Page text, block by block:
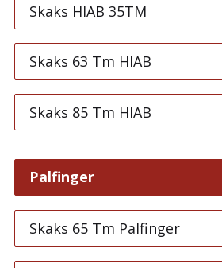
Skaks HIAB 35TM
Skaks 63 Tm HIAB
Skaks 85 Tm HIAB
Palfinger
Skaks 65 Tm Palfinger